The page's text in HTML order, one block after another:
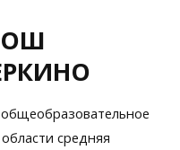
средняя